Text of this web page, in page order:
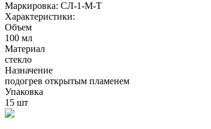
Маркировка: СЛ-1-М-Т
Характеристики:
Объем
100 мл
Материал
стекло
Назначение
подогрев открытым пламенем
Упаковка
15 шт